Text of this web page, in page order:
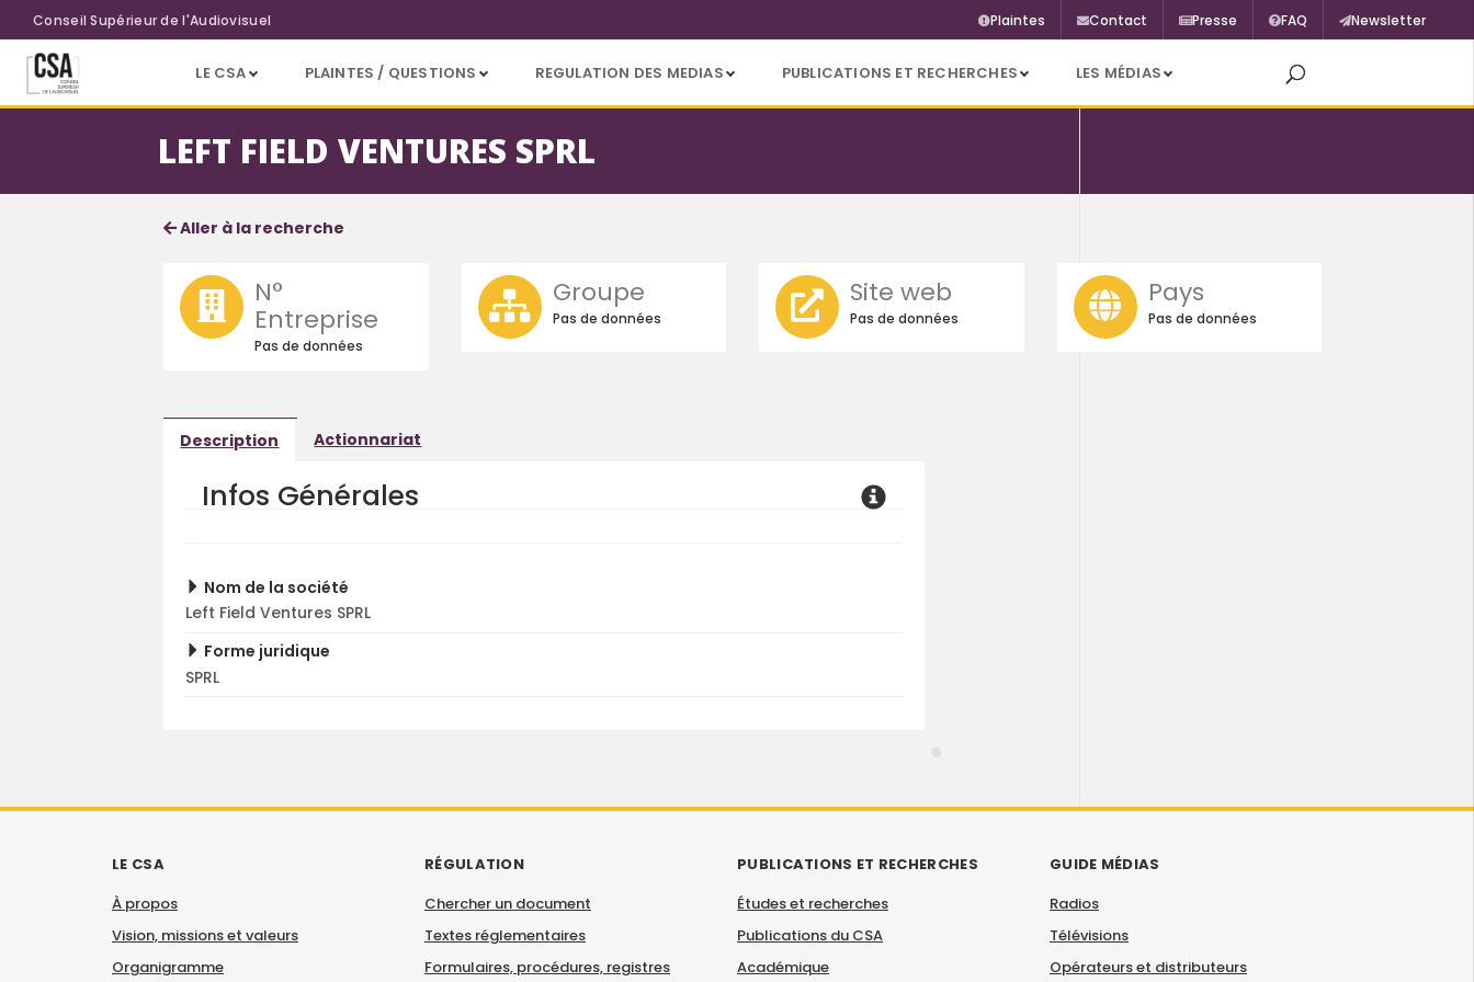
Aller au contenu principal
Conseil Supérieur de l'Audiovisuel Plaintes Contact Presse FAQ Newsletter
LE CSA PLAINTES / QUESTIONS REGULATION DES MEDIAS PUBLICATIONS ET RECHERCHES LES MÉDIAS
LEFT FIELD VENTURES SPRL
Fiche société
Informations détaillées
Aller à la recherche
N°
Entreprise
Pas de données
Groupe
Pas de données
Site web
Pas de données
Pays
Pas de données
Description Actionnariat
Infos Générales
Nom de la société
Left Field Ventures SPRL
Forme juridique
SPRL
LE CSA
À propos
Vision, missions et valeurs
Organigramme
RÉGULATION
Chercher un document
Textes réglementaires
Formulaires, procédures, registres
PUBLICATIONS ET RECHERCHES
Études et recherches
Publications du CSA
Académique
GUIDE MÉDIAS
Radios
Télévisions
Opérateurs et distributeurs